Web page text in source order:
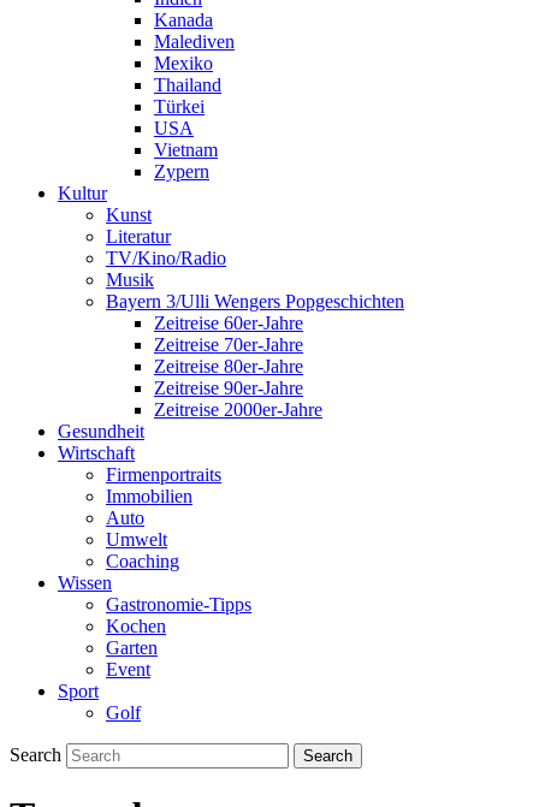
Kanada
Malediven
Mexiko
Thailand
Türkei
USA
Vietnam
Zypern
Kultur
Kunst
Literatur
TV/Kino/Radio
Musik
Bayern 3/Ulli Wengers Popgeschichten
Zeitreise 60er-Jahre
Zeitreise 70er-Jahre
Zeitreise 80er-Jahre
Zeitreise 90er-Jahre
Zeitreise 2000er-Jahre
Gesundheit
Wirtschaft
Firmenportraits
Immobilien
Auto
Umwelt
Coaching
Wissen
Gastronomie-Tipps
Kochen
Garten
Event
Sport
Golf
Search